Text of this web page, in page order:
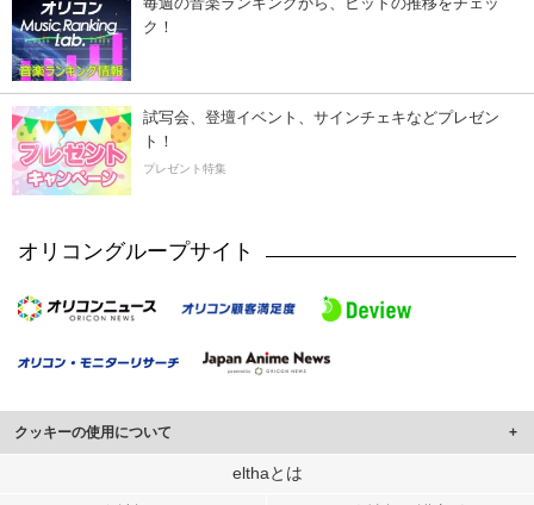
ク！
試写会、登壇イベント、サインチェキなどプレゼン
ト！
プレゼント特集
オリコングループサイト
クッキーの使用について
このサイトでは Cookie を使用して、ユーザーに合わせたコンテンツや広告の
elthaとは